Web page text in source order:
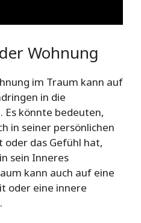
Wohnung
im Traum kann auf
in die
Es könnte bedeuten,
in seiner persönlichen
das Gefühl hat,
sein Inneres
kann auch auf eine
oder eine innere